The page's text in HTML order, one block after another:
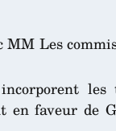
Les
les
en faveur de